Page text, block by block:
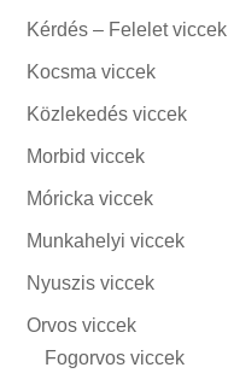
Kérdés – Felelet viccek
Kocsma viccek
Közlekedés viccek
Morbid viccek
Móricka viccek
Munkahelyi viccek
Nyuszis viccek
Orvos viccek
Fogorvos viccek